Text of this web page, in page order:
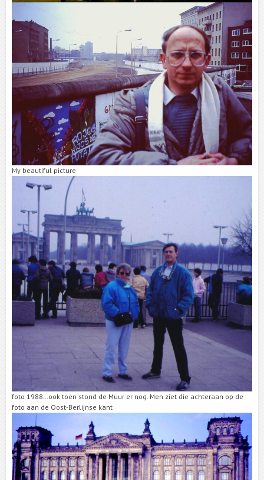
My beautiful picture
foto 1988…ook toen stond de Muur er nog. Men ziet die achteraan op de
foto aan de Oost-Berlijnse kant